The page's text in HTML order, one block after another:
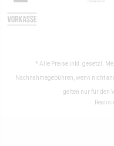
* Alle Preise inkl. gesetzl.
Nachnahmegebühren, wenn nicht
gelten nur für den